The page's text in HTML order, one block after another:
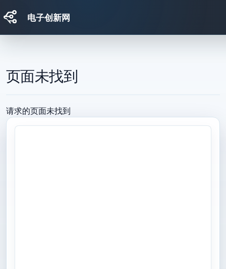
电子创新网
页面未找到
请求的页面未找到